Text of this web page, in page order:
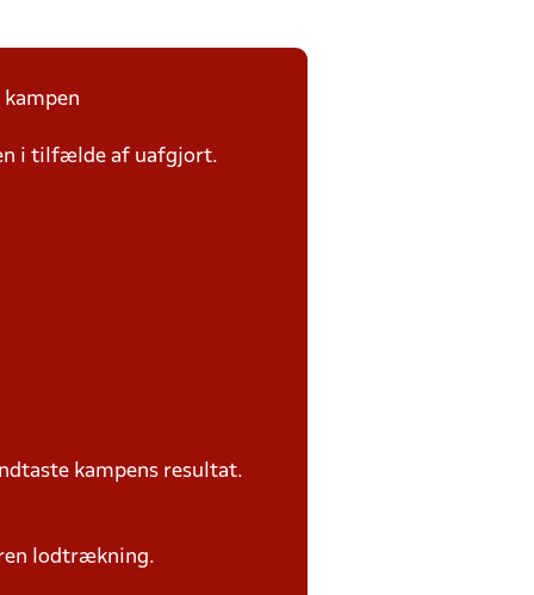
kampen
i tilfælde af uafgjort.
kampens resultat.
ren lodtrækning.